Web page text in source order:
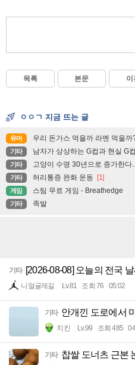
목록 본문 이
ㅇㅇㄱ 지금 뜨는 글
유머 우리 돈가스 먹을까 라멘 먹을까
기타 남자가 상상하는 G컵과 현실 G컵
기타 고양이 수명 30년으로 증가한
기타 허리통증 완화 운동 [1]
게임 스팀 무료 게임 - Breathedge
기타 족발
기타 [2026-08-08] 오늘의 전국
니얼굴제길 Lv.81 조회 76 05:02
기타 안개낀 도로에서
치킨 Lv.99 조회 485
기타 찹쌀 도너츠 근본